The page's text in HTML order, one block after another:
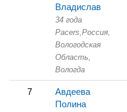
Владислав
34 года
Pacers,Россия,
Вологодская
Область,
Вологда
7
Авдеева
Полина